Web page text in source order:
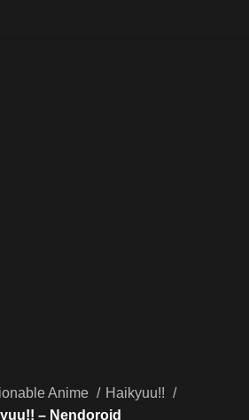
Anime
Haikyuu!!
– Nendoroid